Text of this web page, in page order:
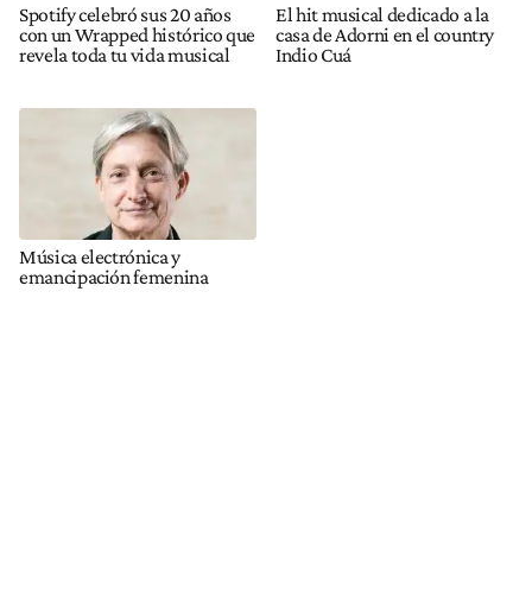
Spotify celebró sus 20 años
con un Wrapped histórico que
revela toda tu vida musical
El hit musical dedicado a la
casa de Adorni en el country
Indio Cuá
Música electrónica y
emancipación femenina